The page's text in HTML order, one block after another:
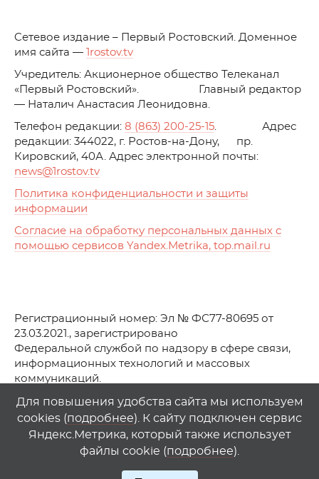
Cетевое издание – Первый Ростовский. Доменное
имя сайта —
1rostov.tv
Учредитель: Акционерное общество Телеканал
«Первый Ростовский». Главный редактор
— Наталич Анастасия Леонидовна.
Телефон редакции: 8 (863) 200-25-15. Адрес
редакции: 344022, г. Ростов-на-Дону, пр.
Кировский, 40А. Адрес электронной почты:
news@1rostov.tv
Политика конфиденциальности и защиты
информации
Согласие на обработку персональных данных с
помощью сервисов Yandex.Metrika, top.mail.ru
Регистрационный номер: Эл № ФС77-80695 от
23.03.2021., зарегистрировано
Федеральной службой по надзору в сфере связи,
информационных технологий и массовых
коммуникаций.
© АО Телеканал «Первый Ростовский» (2021-2025)
Любое использование материалов сайта возможно
только при указании гиперссылки на1rostov.tv
Для повышения удобства сайта мы используем
cookies (подробнее). К сайту подключен сервис
Яндекс.Метрика, который также использует
файлы cookie (подробнее).